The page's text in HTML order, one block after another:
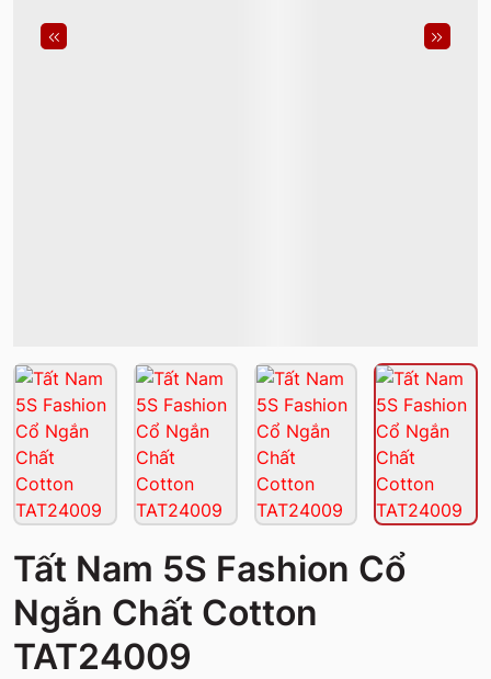
Tất Nam 5S Fashion Cổ
Ngắn Chất Cotton
TAT24009